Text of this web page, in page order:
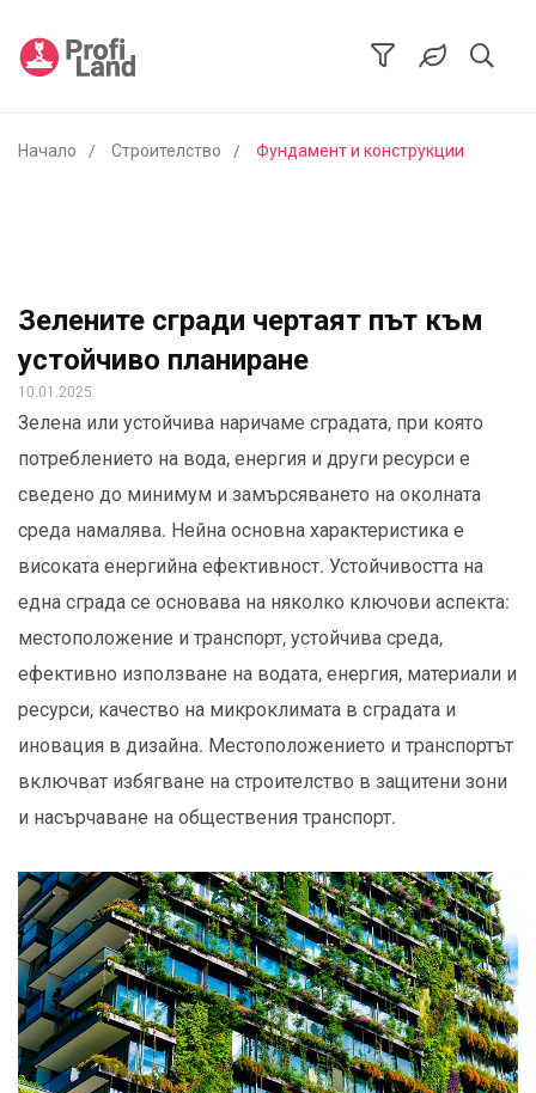
Начало Строителство Фундамент и конструкции
Зелените сгради чертаят път към
устойчиво планиране
10.01.2025
Зелена или устойчива наричаме сградата, при която
потреблението на вода, енергия и други ресурси е
сведено до минимум и замърсяването на околната
среда намалява. Нейна основна характеристика е
високата енергийна ефективност. Устойчивостта на
една сграда се основава на няколко ключови аспекта:
местоположение и транспорт, устойчива среда,
ефективно използване на водата, енергия, материали и
ресурси, качество на микроклимата в сградата и
иновация в дизайна. Местоположението и транспортът
включват избягване на строителство в защитени зони
и насърчаване на обществения транспорт.